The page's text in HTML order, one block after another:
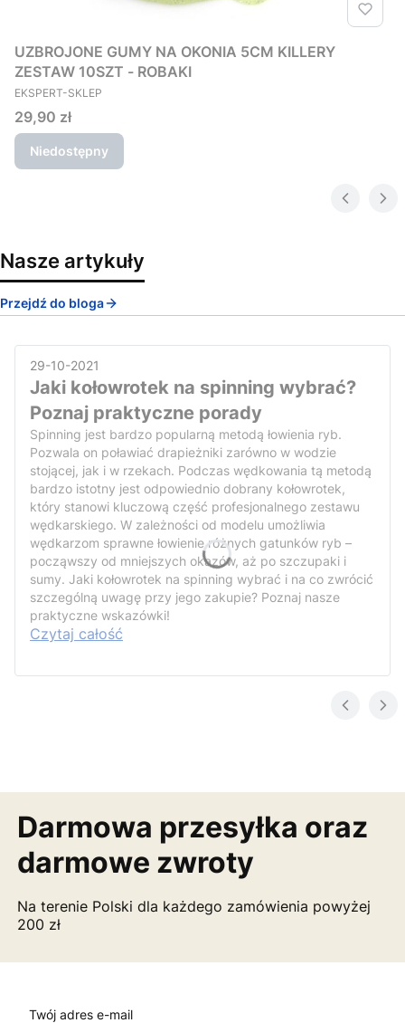
UZBROJONE GUMY NA OKONIA 5CM KILLERY
ZESTAW 10SZT - ROBAKI
PRODUCENT
EKSPERT-SKLEP
Cena
29,90 zł
Niedostępny
Nasze artykuły
Przejdź do bloga
29-10-2021
Jaki kołowrotek na spinning wybrać?
Poznaj praktyczne porady
Spinning jest bardzo popularną metodą łowienia ryb.
Pozwala on poławiać drapieżniki zarówno w wodzie
stojącej, jak i w rzekach. Podczas wędkowania tą metodą
bardzo istotny jest odpowiednio dobrany kołowrotek,
który stanowi kluczową część profesjonalnego zestawu
wędkarskiego. W zależności od modelu umożliwia
wędkarzom sprawne łowienie różnych gatunków ryb –
począwszy od mniejszych okazów, aż po szczupaki i
sumy. Jaki kołowrotek na spinning wybrać i na co zwrócić
szczególną uwagę przy jego zakupie? Poznaj nasze
praktyczne wskazówki!
Czytaj całość
Darmowa przesyłka oraz
darmowe zwroty
Na terenie Polski dla każdego zamówienia powyżej
200 zł
Twój adres e-mail